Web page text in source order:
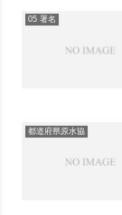
05 署名
都道府県原水協